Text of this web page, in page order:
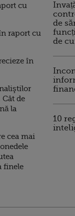
cu
raport cu
în
de
la
cea mai
finele
de
de
10